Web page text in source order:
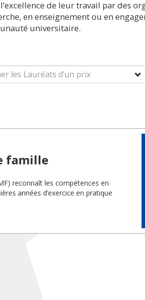
de leur travail par des
en enseignement ou en
universitaire.
famille
reconnaît les compétences en
années d’exercice en pratique